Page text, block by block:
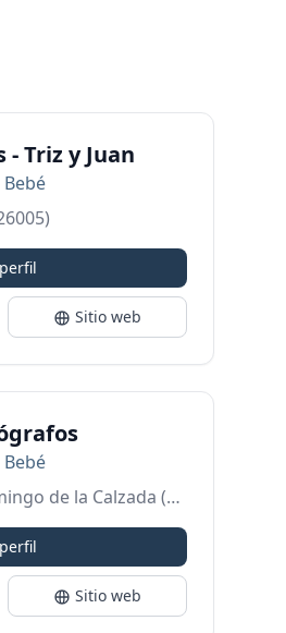
Triz y Juan
Sitio web
de la Calzada (26250)
Sitio web